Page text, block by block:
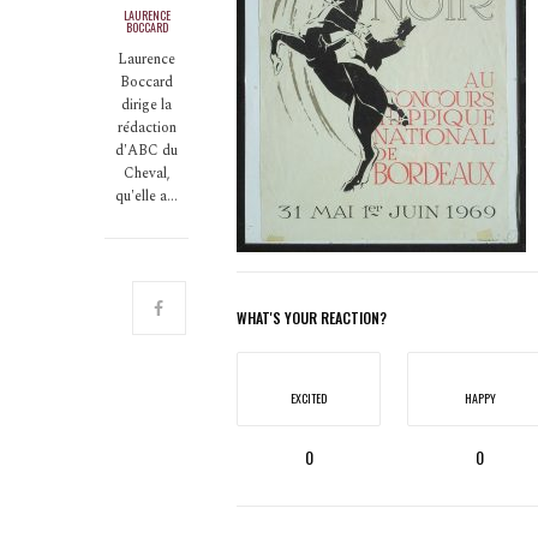
LAURENCE
BOCCARD
Laurence
Boccard
dirige la
rédaction
d'ABC du
Cheval,
qu'elle a…
WHAT'S YOUR REACTION?
EXCITED
0
HAPPY
0